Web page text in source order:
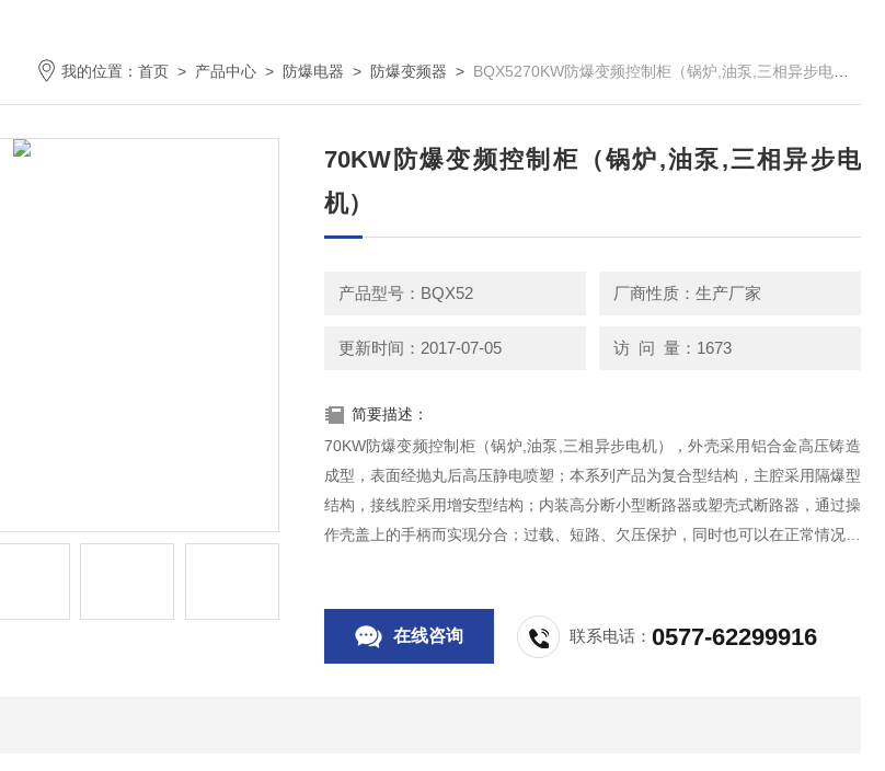
我的位置：首页 > 产品中心 > 防爆电器 > 防爆变频器 > BQX5270KW防爆变频控制柜（锅炉,油泵,三相异步电机）
70KW防爆变频控制柜（锅炉,油泵,三相异步电
机）
产品型号：BQX52 厂商性质：生产厂家
更新时间：2017-07-05 访 问 量：1673
简要描述：
70KW防爆变频控制柜（锅炉,油泵,三相异步电机），外壳采用铝合金高压铸造
成型，表面经抛丸后高压静电喷塑；本系列产品为复合型结构，主腔采用隔爆型
结构，接线腔采用增安型结构；内装高分断小型断路器或塑壳式断路器，通过操
作壳盖上的手柄而实现分合；过载、短路、欠压保护，同时也可以在正常情况下
在线咨询 联系电话：0577-62299916